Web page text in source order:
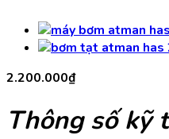
2.200.000₫
Thông số kỹ